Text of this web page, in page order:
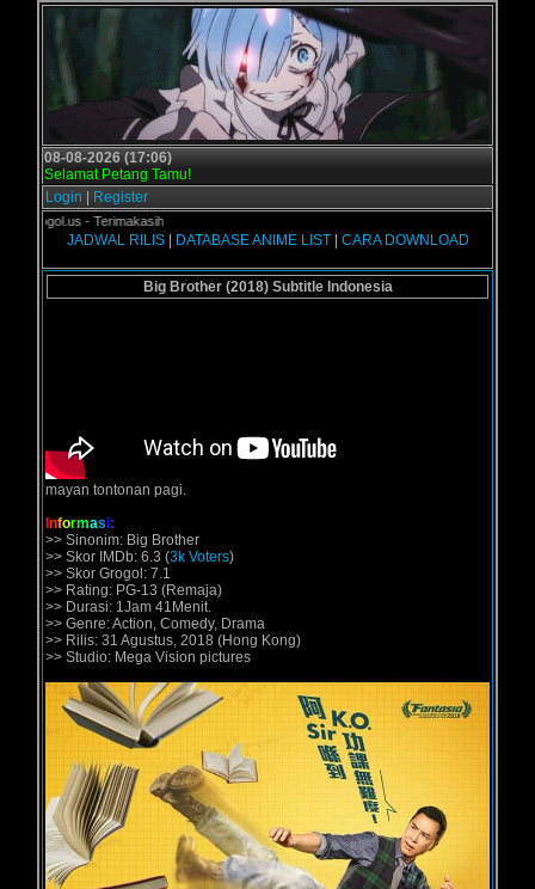
08-08-2026 (17:06)
Selamat Petang Tamu!
Login
Register
- Terimakasih
JADWAL RILIS| DATABASE ANIME LIST| CARA DOWNLOAD
Big Brother (2018) Subtitle Indonesia
mayan tontonan pagi.
nformasi:
>> Sinonim: Big Brother
>> Skor IMDb: 6.3 (3k Voters)
>> Skor Grogol: 7.1
>> Rating: PG-13 (Remaja)
>> Durasi: 1Jam 41Menit.
>> Genre: Action, Comedy, Drama
>> Rilis: 31 Agustus, 2018 (Hong Kong)
>> Studio: Mega Vision pictures